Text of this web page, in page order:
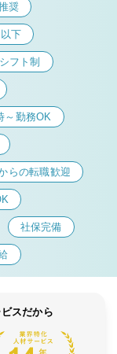
奨
下
シフト制
～勤務OK
らの転職歓迎
社保完備
スだから